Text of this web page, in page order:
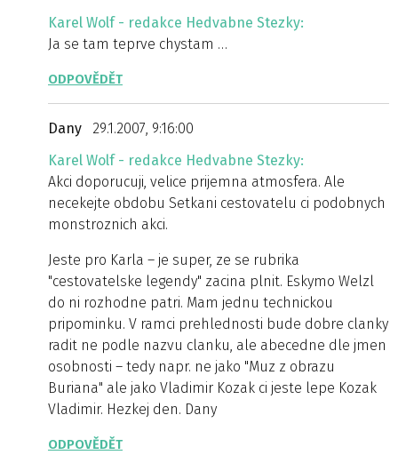
Karel Wolf - redakce Hedvabne Stezky:
Ja se tam teprve chystam …
ODPOVĚDĚT
Dany
29.1.2007, 9:16:00
Karel Wolf - redakce Hedvabne Stezky:
Akci doporucuji, velice prijemna atmosfera. Ale
necekejte obdobu Setkani cestovatelu ci podobnych
monstroznich akci.
Jeste pro Karla – je super, ze se rubrika
"cestovatelske legendy" zacina plnit. Eskymo Welzl
do ni rozhodne patri. Mam jednu technickou
pripominku. V ramci prehlednosti bude dobre clanky
radit ne podle nazvu clanku, ale abecedne dle jmen
osobnosti – tedy napr. ne jako "Muz z obrazu
Buriana" ale jako Vladimir Kozak ci jeste lepe Kozak
Vladimir. Hezkej den. Dany
ODPOVĚDĚT